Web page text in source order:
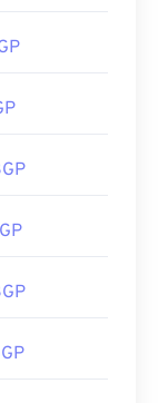
지원하는 유
아닌 환경에